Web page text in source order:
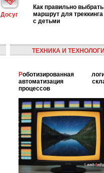
Досуг
Как правильно выбрать
маршрут для треккинга
с детьми
ТЕХНИКА И
Роботизированная логистика:
автоматизация
процессов